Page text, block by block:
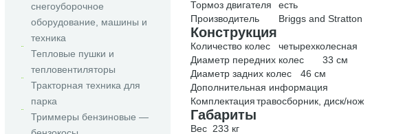
снегоуборочное
оборудование, машины и
техника
Тепловые пушки и
тепловентиляторы
Тракторная техника для
парка
Триммеры бензиновые —
Тормоз двигателя
есть
Производитель
Briggs and Stratton
Конструкция
Количество колес
четырехколесная
Диаметр передних колес
33 см
Диаметр задних колес
46 см
Дополнительная информация
Комплектациятравосборник, диск/нож
Габариты
Вес 233 кг